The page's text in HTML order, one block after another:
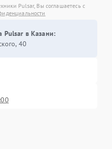
Pulsar, Вы соглашаетесь с
Pulsar в Казани:
40